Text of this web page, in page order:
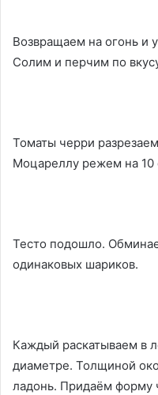
Возвращаем на огонь и
Солим и перчим по
Томаты черри
Моцареллу режем на 10
Тесто подошло.
одинаковых шариков.
Каждый раскатываем в
диаметре. Толщиной
ладонь. Придаём форму